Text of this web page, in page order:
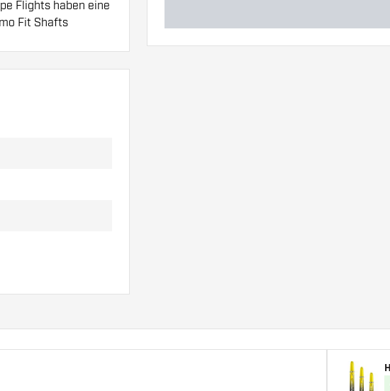
Flights haben eine
Fit Shafts
können sich
am besten zu